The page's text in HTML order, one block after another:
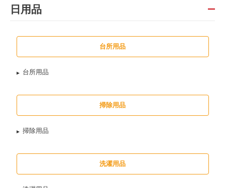
日用品
台所用品
台所用品
掃除用品
掃除用品
洗濯用品